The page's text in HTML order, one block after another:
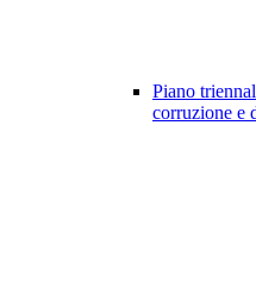
Piano
corruzione e